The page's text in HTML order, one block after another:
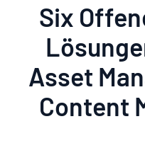
Six
Asset
Content